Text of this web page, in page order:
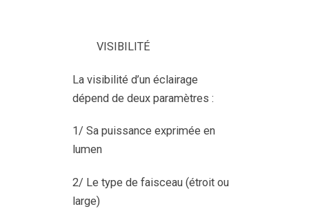
VISIBILITÉ
La visibilité d’un éclairage
dépend de deux paramètres :
1/ Sa puissance exprimée en
lumen
2/ Le type de faisceau (étroit ou
large)